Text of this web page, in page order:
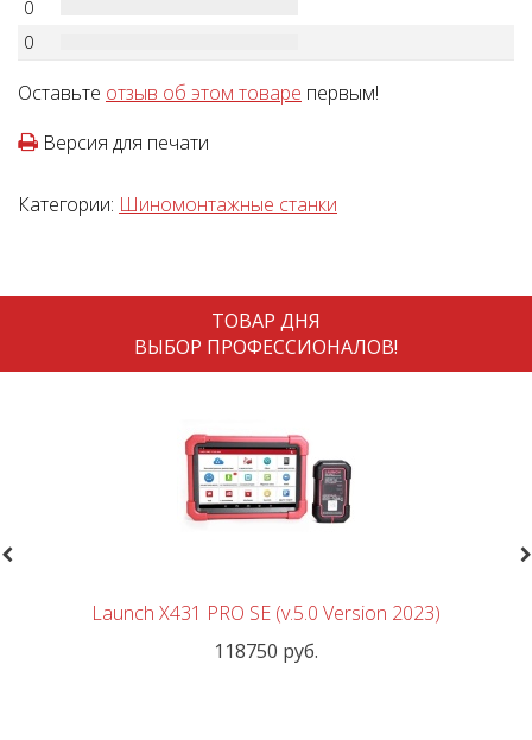
0
0
Оставьте отзыв об этом товаре первым!
Версия для печати
Категории: Шиномонтажные станки
ТОВАР ДНЯ
ВЫБОР ПРОФЕССИОНАЛОВ!
Launch X431 PRO SE (v.5.0 Version 2023)
118750 руб.